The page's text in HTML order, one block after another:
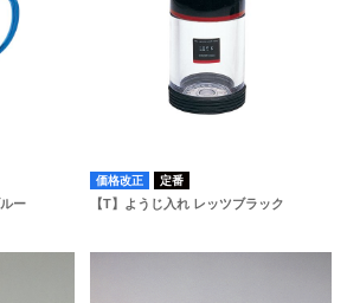
ー
価格改正 定番
【T】ようじ入れ レッツブラック